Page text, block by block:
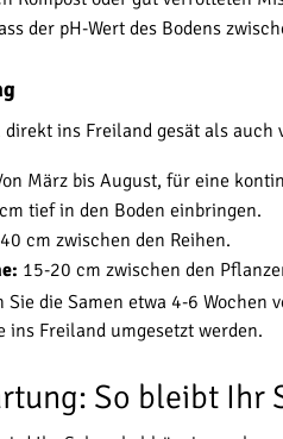
der pH-Wert des Bodens
ins Freiland gesät als
März bis August, für eine
tief in den Boden einbringen.
cm zwischen den Reihen.
15-20 cm zwischen den
die Samen etwa 4-6
ins Freiland umgesetzt werden.
So bleibt Ihr